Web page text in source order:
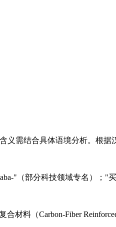
义需结合具体语境分析。根
"（部分科技领域专名）；
材料（Carbon-Fiber